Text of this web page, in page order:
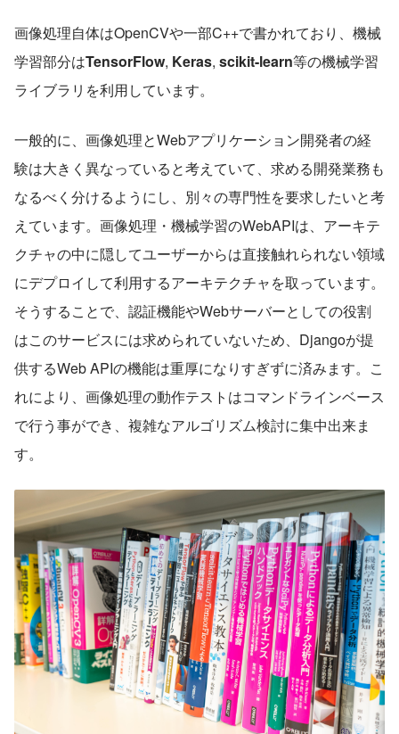
画像処理自体はOpenCVや一部C++で書かれており、機械
学習部分はTensorFlow, Keras, scikit-learn等の機械学習
ライブラリを利用しています。
一般的に、画像処理とWebアプリケーション開発者の経
験は大きく異なっていると考えていて、求める開発業務も
なるべく分けるようにし、別々の専門性を要求したいと考
えています。画像処理・機械学習のWebAPIは、アーキテ
クチャの中に隠してユーザーからは直接触れられない領域
にデプロイして利用するアーキテクチャを取っています。
そうすることで、認証機能やWebサーバーとしての役割
はこのサービスには求められていないため、Djangoが提
供するWeb APIの機能は重厚になりすぎずに済みます。こ
れにより、画像処理の動作テストはコマンドラインベース
で行う事ができ、複雑なアルゴリズム検討に集中出来ま
す。